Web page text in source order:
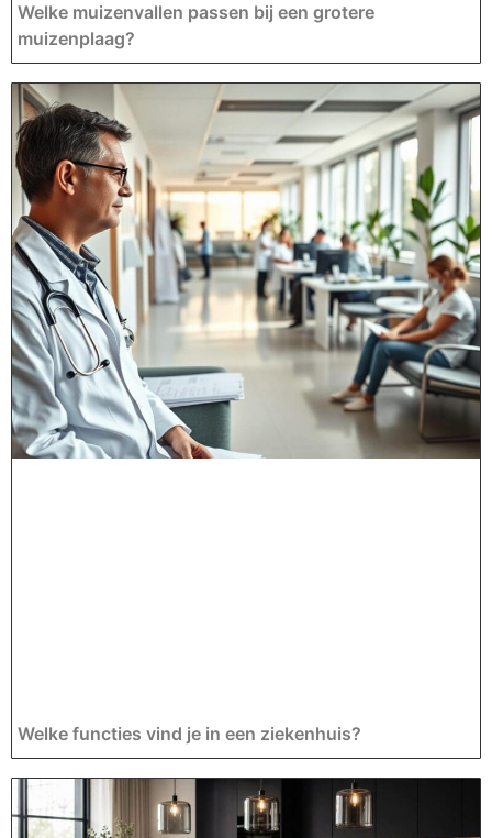
Welke muizenvallen passen bij een grotere
muizenplaag?
Welke functies vind je in een ziekenhuis?